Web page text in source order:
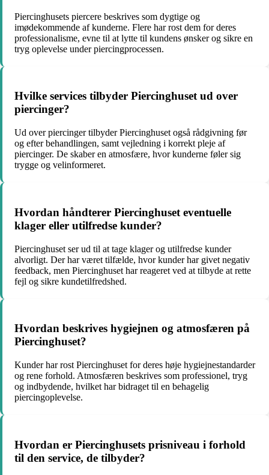
Piercinghusets piercere beskrives som dygtige og
imødekommende af kunderne. Flere har rost dem for deres
professionalisme, evne til at lytte til kundens ønsker og sikre en
tryg oplevelse under piercingprocessen.
Hvilke services tilbyder Piercinghuset ud over
piercinger?
Ud over piercinger tilbyder Piercinghuset også rådgivning før
og efter behandlingen, samt vejledning i korrekt pleje af
piercinger. De skaber en atmosfære, hvor kunderne føler sig
trygge og velinformeret.
Hvordan håndterer Piercinghuset eventuelle
klager eller utilfredse kunder?
Piercinghuset ser ud til at tage klager og utilfredse kunder
alvorligt. Der har været tilfælde, hvor kunder har givet negativ
feedback, men Piercinghuset har reageret ved at tilbyde at rette
fejl og sikre kundetilfredshed.
Hvordan beskrives hygiejnen og atmosfæren på
Piercinghuset?
Kunder har rost Piercinghuset for deres høje hygiejnestandarder
og rene forhold. Atmosfæren beskrives som professionel, tryg
og indbydende, hvilket har bidraget til en behagelig
piercingoplevelse.
Hvordan er Piercinghusets prisniveau i forhold
til den service, de tilbyder?